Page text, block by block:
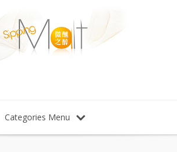
Categories Menu